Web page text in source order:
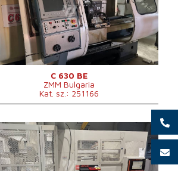
átmérő
630 mm
hossz
1000 mm
nem
103 mm
igen
a keresztszán felett 430 mm
C 630 BE
ZMM Bulgaria
Kat. sz.: 251166
éve:
2007
igen
vezérlőrendszerMATRIX NEXUS
átmérő
280 mm